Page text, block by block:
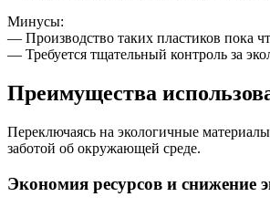
Минусы:
— Производство таких пластиков пока
— Требуется тщательный контроль за
Преимущества
Переключаясь на экологичные
заботой об окружающей среде.
Экономия ресурсов и снижение